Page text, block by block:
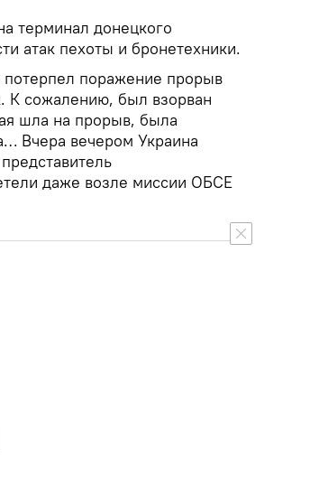
терминал донецкого
атак пехоты и бронетехники.
поражение прорыв
К сожалению, был взорван
шла на прорыв, была
Вчера вечером Украина
даже возле миссии ОБСЕ